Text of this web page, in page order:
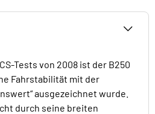
Tests von 2008 ist der B250
Fahrstabilität mit der
ausgezeichnet wurde.
durch seine breiten